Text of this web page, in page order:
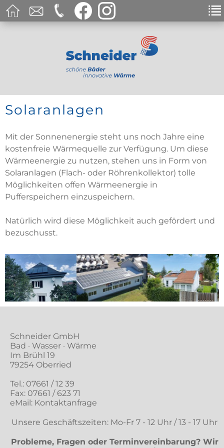
Solaranlagen
Mit der Sonnenenergie steht uns noch Jahre eine
kostenfreie Wärmequelle zur Verfügung. Um diese
Wärmeenergie zu nutzen, stehen uns in Form von
Solaranlagen (Flach- oder Röhrenkollektor) tolle
Möglichkeiten offen Wärmeenergie in
Pufferspeichern einzuspeichern.
Natürlich wird diese Möglichkeit auch gefördert und
bezuschusst.
Schneider GmbH
Bad · Wasser · Wärme
Im Brühl 19
79254 Oberried
Tel.: 07661 / 12 39
Fax: 07661 / 623 71
eMail: Kontaktanfrage
Unsere Geschäftszeiten: Mo-Fr 7 - 12 Uhr / 13 - 17 Uhr
Probleme, Fragen oder Terminvereinbarung? Wir